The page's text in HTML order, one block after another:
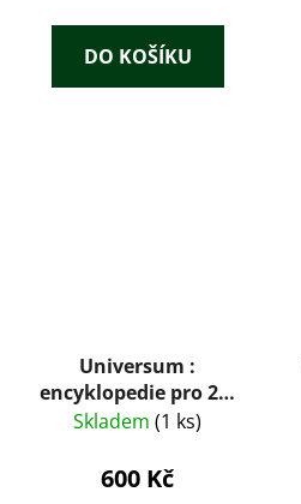
DO KOŠÍKU
Universum :
encyklopedie pro 21.
století
Skladem (1 ks)
600 Kč